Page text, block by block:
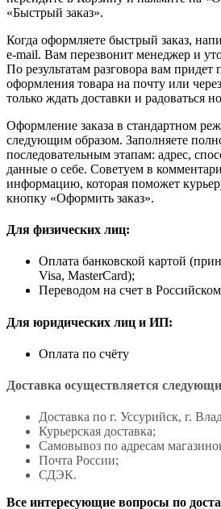
«Быстрый заказ».
Когда оформляете быстрый заказ,
e-mail. Вам перезвонит менеджер и
По результатам разговора вам придет
оформления товара на почту или
только ждать доставки и радоваться
Оформление заказа в стандартном
следующим образом. Заполняете
последовательным этапам: адрес,
данные о себе. Советуем в
информацию, которая поможет
кнопку «Оформить заказ».
Для физических лиц:
Оплата банковской картой
Visa, MasterCard);
Переводом на счет в
Для юридических лиц и ИП:
Оплата по счёту
Доставка осуществляется
Доставка по г. Уссурийск, г.
Курьерская доставка;
Самовывоз по адресам
Почта России;
СДЭК.
Все интересующие вопросы по